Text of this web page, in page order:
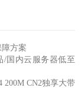
方案
/国内云服务器低至
CN2独享大带